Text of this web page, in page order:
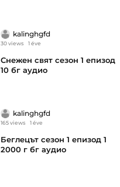
kalinghgfd
30 views 1 éve
Снежен свят сезон 1 епизод
10 бг аудио
kalinghgfd
165 views 1 éve
Беглецът сезон 1 епизод 1
2000 г бг аудио